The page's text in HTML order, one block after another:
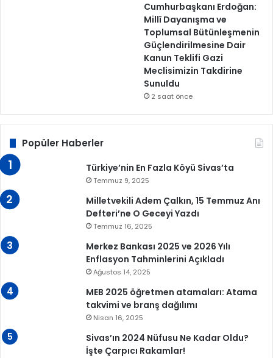
Cumhurbaşkanı Erdoğan:
Millî Dayanışma ve
Toplumsal Bütünleşmenin
Güçlendirilmesine Dair
Kanun Teklifi Gazi
Meclisimizin Takdirine
Sunuldu
2 saat önce
Popüler Haberler
Türkiye’nin En Fazla Köyü Sivas’ta
Temmuz 9, 2025
Milletvekili Adem Çalkın, 15 Temmuz Anı
Defteri’ne O Geceyi Yazdı
Temmuz 16, 2025
Merkez Bankası 2025 ve 2026 Yılı
Enflasyon Tahminlerini Açıkladı
Ağustos 14, 2025
MEB 2025 öğretmen atamaları: Atama
takvimi ve branş dağılımı
Nisan 16, 2025
Sivas’ın 2024 Nüfusu Ne Kadar Oldu?
İşte Çarpıcı Rakamlar!